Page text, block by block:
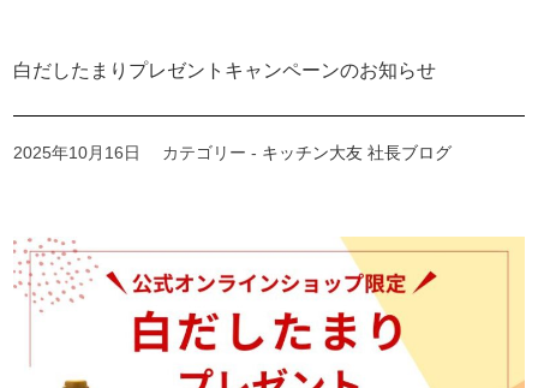
白だしたまりプレゼントキャンペーンのお知らせ
2025年10月16日 カテゴリー - キッチン大友 社長ブログ